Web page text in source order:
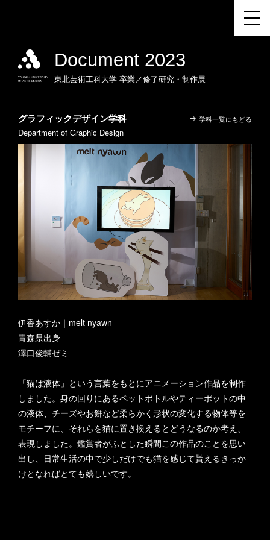
Document 2023
東北芸術工科大学 卒業／修了研究・制作展
学科一覧にもどる
グラフィックデザイン学科
Department of Graphic Design
伊香あすか｜melt nyawn
青森県出身
澤口俊輔ゼミ
「猫は液体」という言葉をもとにアニメーション作品を制作
しました。身の回りにあるペットボトルやティーポットの中
の液体、チーズやお餅など柔らかく形状の変化する物体等を
モチーフに、それらを猫に置き換えるとどうなるのか考え、
表現しました。鑑賞者がふとした瞬間この作品のことを思い
出し、日常生活の中で少しだけでも猫を感じて貰えるきっか
けとなればとても嬉しいです。